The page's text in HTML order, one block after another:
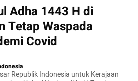
Adha 1443 H di
Tetap Waspada
Covid
Republik Indonesia untuk Kerajaan